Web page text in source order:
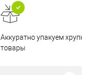
Аккуратно упакуем хрупкие
товары